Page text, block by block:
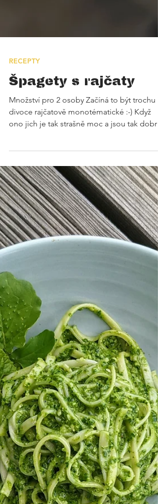
RECEPTY
Špagety s rajčaty
Množství pro 2 osoby Začíná to být trochu
divoce rajčatově monotématické :-) Když